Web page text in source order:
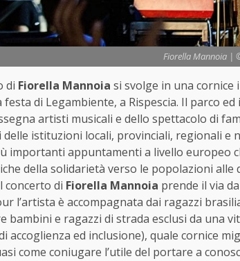
Fiorella Mannoia |
di Fiorella Mannoia si svolge in una cornice
di Legambiente, a Rispescia. Il parco
artisti musicali e dello spettacolo di
istituzioni locali, provinciali, regionali e
importanti appuntamenti a livello europeo
della solidarietà verso le popolazioni
concerto di Fiorella Mannoia prende il via
l’artista è accompagnata dai ragazzi
bambini e ragazzi di strada esclusi da una
accoglienza ed inclusione), quale cornice
come coniugare l’utile del portare a